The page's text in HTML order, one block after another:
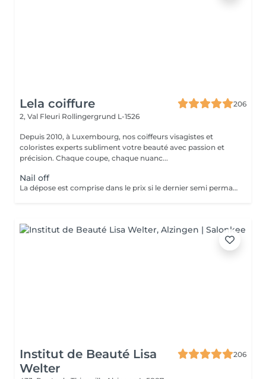
Lela coiffure
206
2, Val Fleuri Rollingergrund L-1526
Depuis 2010, à Luxembourg, nos coiffeurs visagistes et
coloristes experts subliment votre beauté avec passion et
précision. Chaque coupe, chaque nuanc...
Nail off
La dépose est comprise dans le prix si le dernier semi permanent a été fait au salon.
Institut de Beauté Lisa
Welter
206